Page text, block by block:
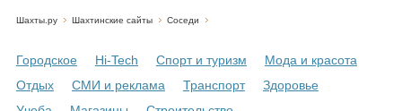
Шахты.ру Шахтинские сайты Соседи
Городское Hi-Tech Спорт и туризм
Мода и красота
Отдых
СМИ и реклама Транспорт
Здоровье